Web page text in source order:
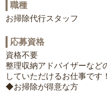
職種
お掃除代行スタッフ
応募資格
資格不要
整理収納アドバイザーなど
していただけるお仕事です！
◆お掃除が得意な方